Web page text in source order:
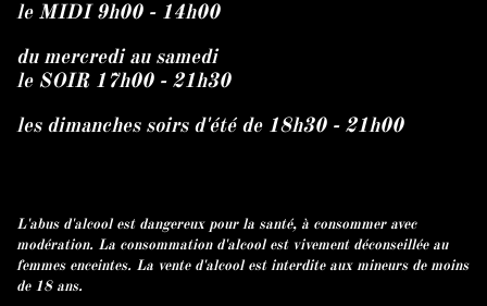
le MIDI 9h00 - 14h00
du mercredi au samedi
le SOIR 17h00 - 21h30
les dimanches soirs d'été de 18h30 - 21h00
L'abus d'alcool est dangereux pour la santé, à consommer avec
modération. La consommation d'alcool est vivement déconseillée au
femmes enceintes. La vente d'alcool est interdite aux mineurs de moins
de 18 ans.